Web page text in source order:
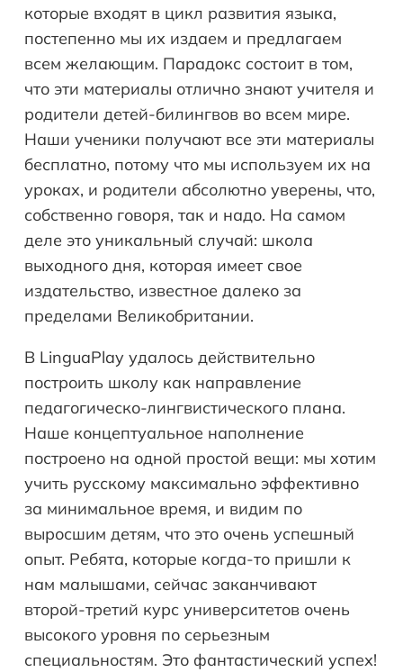
которые входят в цикл развития языка,
постепенно мы их издаем и предлагаем
всем желающим. Парадокс состоит в том,
что эти материалы отлично знают учителя и
родители детей-билингвов во всем мире.
Наши ученики получают все эти материалы
бесплатно, потому что мы используем их на
уроках, и родители абсолютно уверены, что,
собственно говоря, так и надо. На самом
деле это уникальный случай: школа
выходного дня, которая имеет свое
издательство, известное далеко за
пределами Великобритании.
В LinguaPlay удалось действительно
построить школу как направление
педагогическо-лингвистического плана.
Наше концептуальное наполнение
построено на одной простой вещи: мы хотим
учить русскому максимально эффективно
за минимальное время, и видим по
выросшим детям, что это очень успешный
опыт. Ребята, которые когда-то пришли к
нам малышами, сейчас заканчивают
второй-третий курс университетов очень
высокого уровня по серьезным
специальностям. Это фантастический успех!